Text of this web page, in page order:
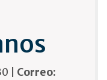
| Correo: